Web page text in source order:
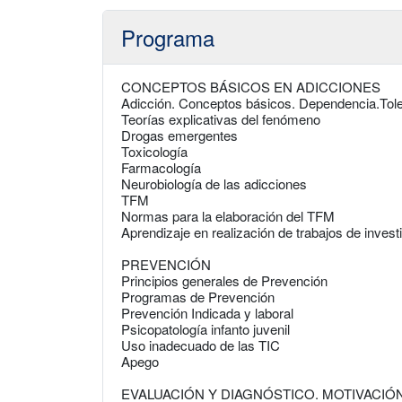
Programa
CONCEPTOS BÁSICOS EN ADICCIONES
Adicción. Conceptos básicos.
Teorías explicativas del fenómeno
Drogas emergentes
Toxicología
Farmacología
Neurobiología de las adicciones
TFM
Normas para la elaboración del TFM
Aprendizaje en realización de trabajos de
PREVENCIÓN
Principios generales de Prevención
Programas de Prevención
Prevención Indicada y laboral
Psicopatología infanto juvenil
Uso inadecuado de las TIC
Apego
EVALUACIÓN Y DIAGNÓSTICO.